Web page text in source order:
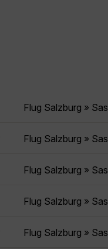
Flug Salzburg »
Flug Salzburg »
Flug Salzburg »
Flug Salzburg »
Flug Salzburg »